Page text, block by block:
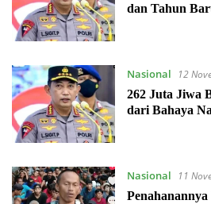
dan Tahun
Nasional
12
262 Juta Jiwa
dari Bahaya
Nasional
11